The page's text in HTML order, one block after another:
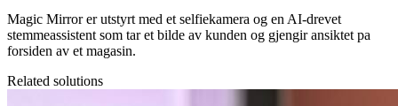
Magic Mirror er utstyrt med et selfiekamera og en AI-drevet
stemmeassistent som tar et bilde av kunden og gjengir ansiktet pa
forsiden av et magasin.
Related solutions